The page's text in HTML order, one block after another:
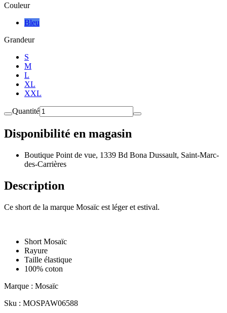
Couleur
Bleu
Grandeur
S
M
L
XL
XXL
Quantité
Disponibilité en magasin
Boutique Point de vue, 1339 Bd Bona Dussault, Saint-Marc-
des-Carrières
Description
Ce short de la marque Mosaïc est léger et estival.
Short Mosaïc
Rayure
Taille élastique
100% coton
Marque : Mosaïc
Sku : MOSPAW06588